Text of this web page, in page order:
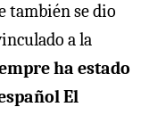
también se dio
a la
ha estado
El